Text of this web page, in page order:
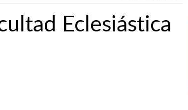
Eclesiástica